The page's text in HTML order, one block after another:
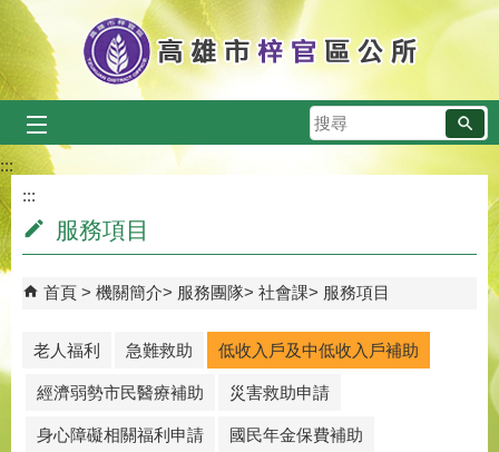
跳到主要內容區塊
搜
尋
:::
:::
服務項目
首頁 機關簡介 服務團隊 社會課 服務項目
老人福利 急難救助 低收入戶及中低收入戶補助
經濟弱勢市民醫療補助 災害救助申請
身心障礙相關福利申請
國民年金保費補助